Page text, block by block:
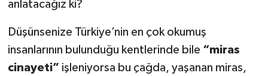
anlatacağız ki?
Düşünsenize Türkiye’nin en çok okumuş
insanlarının bulunduğu kentlerinde bile “miras
cinayeti” işleniyorsa bu çağda, yaşanan miras,